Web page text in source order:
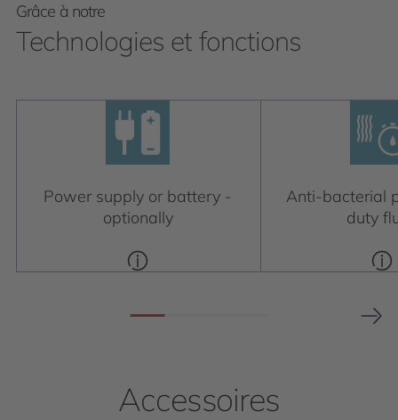
Grâce à notre
Technologies et fonctions
Power supply or battery -
optionally
Anti-bacterial
duty
Accessoires